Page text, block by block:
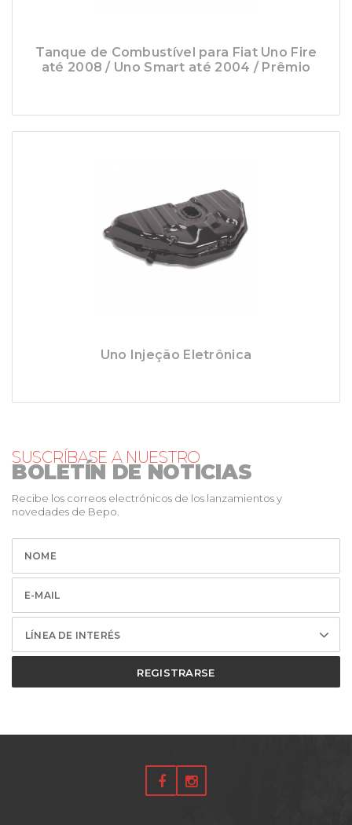
Tanque de Combustível para Fiat Uno Fire
até 2008 / Uno Smart até 2004 / Prêmio
Uno Injeção Eletrônica
SUSCRÍBASE A NUESTRO
BOLETÍN DE NOTICIAS
Recibe los correos electrónicos de los lanzamientos y
novedades de Bepo.
LÍNEA DE INTERÉS
REGISTRARSE